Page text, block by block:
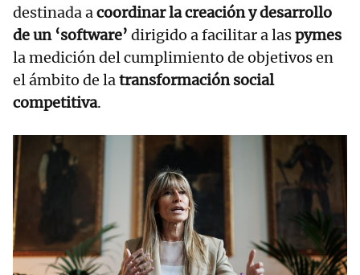
destinada acoordinar la creación y desarrollo
de un ‘software’ dirigido a facilitar a laspymes
la medición del cumplimiento de objetivos en
el ámbito de latransformación social
competitiva.